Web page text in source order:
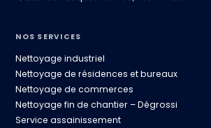
NOS SERVICES
Nettoyage industriel
Nettoyage de résidences et bureaux
Nettoyage de commerces
Nettoyage fin de chantier – Dégrossi
Service assainissement